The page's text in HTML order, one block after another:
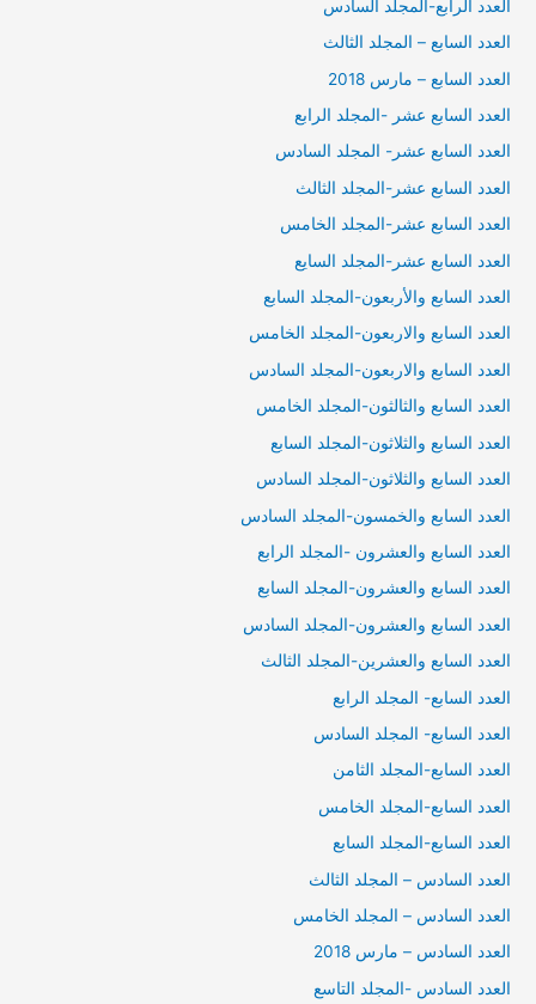
العدد الرابع-المجلد السادس
العدد السابع – المجلد الثالث
العدد السابع – مارس 2018
العدد السابع عشر -المجلد الرابع
العدد السابع عشر- المجلد السادس
العدد السابع عشر-المجلد الثالث
العدد السابع عشر-المجلد الخامس
العدد السابع عشر-المجلد السايع
العدد السابع والأربعون-المجلد السابع
العدد السابع والاربعون-المجلد الخامس
العدد السابع والاربعون-المجلد السادس
العدد السابع والثالثون-المجلد الخامس
العدد السابع والثلاثون-المجلد السابع
العدد السابع والثلاثون-المجلد السادس
العدد السابع والخمسون-المجلد السادس
العدد السابع والعشرون -المجلد الرابع
العدد السابع والعشرون-المجلد السابع
العدد السابع والعشرون-المجلد السادس
العدد السابع والعشرين-المجلد الثالث
العدد السابع- المجلد الرابع
العدد السابع- المجلد السادس
العدد السابع-المجلد الثامن
العدد السابع-المجلد الخامس
العدد السابع-المجلد السابع
العدد السادس – المجلد الثالث
العدد السادس – المجلد الخامس
العدد السادس – مارس 2018
العدد السادس -المجلد التاسع